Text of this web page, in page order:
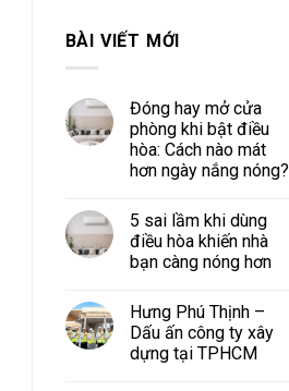
BÀI VIẾT MỚI
Đóng hay mở cửa
phòng khi bật điều
hòa: Cách nào mát
hơn ngày nắng nóng?
5 sai lầm khi dùng
điều hòa khiến nhà
bạn càng nóng hơn
Hưng Phú Thịnh –
Dấu ấn công ty xây
dựng tại TPHCM